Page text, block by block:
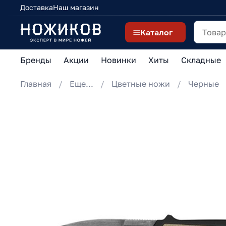
ДоставкаНаш магазин
Каталог
Бренды Акции Новинки Хиты Складные
Главная Еще... Цветные ножи Черные